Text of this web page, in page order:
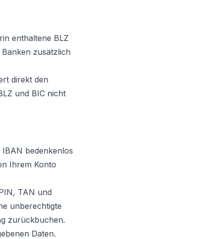
enthaltene BLZ
zusätzlich
direkt den
und BIC nicht
bedenkenlos
Ihrem Konto
TAN und
unberechtigte
zurückbuchen.
Daten.